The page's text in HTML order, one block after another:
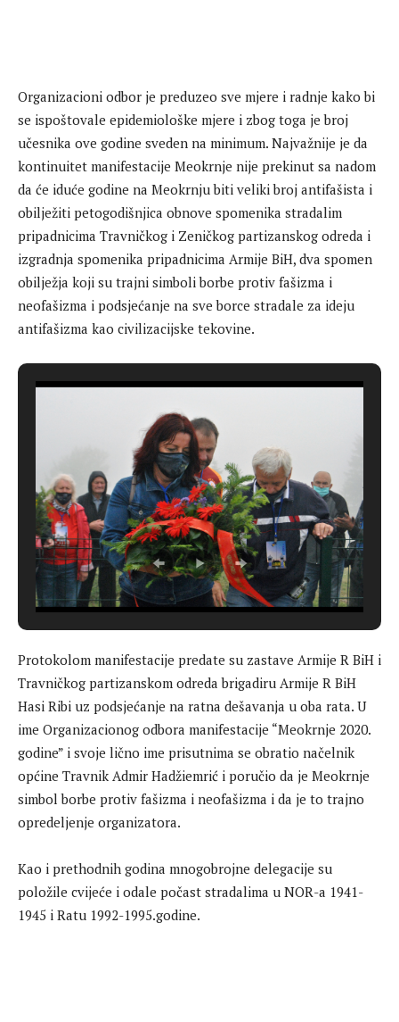
Organizacioni odbor je preduzeo sve mjere i radnje kako bi
se ispoštovale epidemiološke mjere i zbog toga je broj
učesnika ove godine sveden na minimum. Najvažnije je da
kontinuitet manifestacije Meokrnje nije prekinut sa nadom
da će iduće godine na Meokrnju biti veliki broj antifašista i
obilježiti petogodišnjica obnove spomenika stradalim
pripadnicima Travničkog i Zeničkog partizanskog odreda i
izgradnja spomenika pripadnicima Armije BiH, dva spomen
obilježja koji su trajni simboli borbe protiv fašizma i
neofašizma i podsjećanje na sve borce stradale za ideju
antifašizma kao civilizacijske tekovine.
Protokolom manifestacije predate su zastave Armije R BiH i
Travničkog partizanskom odreda brigadiru Armije R BiH
Hasi Ribi uz podsjećanje na ratna dešavanja u oba rata. U
ime Organizacionog odbora manifestacije “Meokrnje 2020.
godine” i svoje lično ime prisutnima se obratio načelnik
općine Travnik Admir Hadžiemrić i poručio da je Meokrnje
simbol borbe protiv fašizma i neofašizma i da je to trajno
opredeljenje organizatora.
Kao i prethodnih godina mnogobrojne delegacije su
položile cvijeće i odale počast stradalima u NOR-a 1941-
1945 i Ratu 1992-1995.godine.